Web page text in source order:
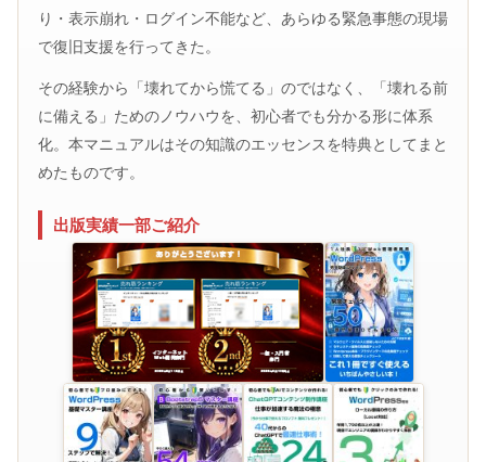
り・表示崩れ・ログイン不能など、あらゆる緊急事態の現場
で復旧支援を行ってきた。
その経験から「壊れてから慌てる」のではなく、「壊れる前
に備える」ためのノウハウを、初心者でも分かる形に体系
化。本マニュアルはその知識のエッセンスを特典としてまと
めたものです。
出版実績一部ご紹介